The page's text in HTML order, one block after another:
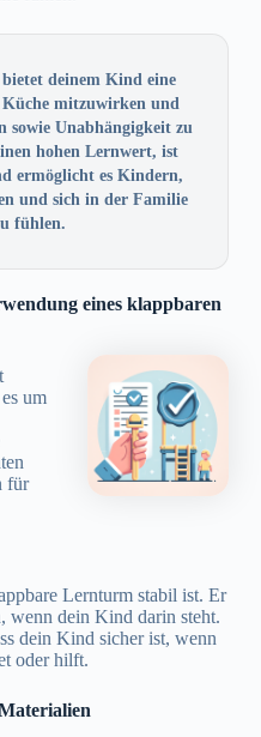
deinem Kind eine
mitzuwirken und
sowie Unabhängigkeit zu
hohen Lernwert, ist
ermöglicht es Kindern,
und sich in der Familie
fühlen.
eines klappbaren
um
für
Lernturm stabil ist. Er
wenn dein Kind darin steht.
dein Kind sicher ist, wenn
oder hilft.